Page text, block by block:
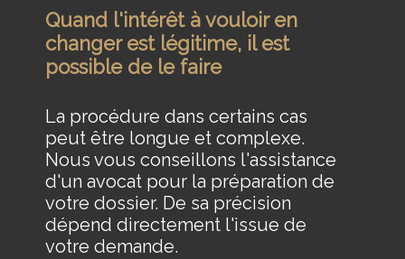
Quand l'intérêt à vouloir en
changer est légitime, il est
possible de le faire
La procédure dans certains cas
peut être longue et complexe.
Nous vous conseillons l'assistance
d'un avocat pour la préparation de
votre dossier. De sa précision
dépend directement l'issue de
votre demande.